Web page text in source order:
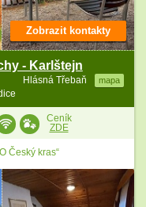
- Karlštejn
Hlásná Třebaň mapa
Zobrazit kontakty
Ceník
ZDE
Český kras“